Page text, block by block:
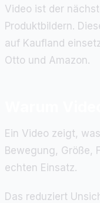
Video ist der
Produktbildern.
auf Kaufland
Otto und Amazon.
Ein Video zeigt,
Bewegung, Größe,
echten Einsatz.
Das reduziert